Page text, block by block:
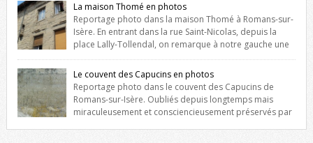
La maison Thomé en photos
Reportage photo dans la maison Thomé à Romans-sur-
Isère. En entrant dans la rue Saint-Nicolas, depuis la
place Lally-Tollendal, on remarque à notre gauche une
maison construite au XVIè siècle. Les deux façades sont ornées de
fenêtres jumelles à meneaux. Entre ces deux étages, on peut voir une
niche qui contient une statue de la Vierge. […]
Le couvent des Capucins en photos
Reportage photo dans le couvent des Capucins de
Romans-sur-Isère. Oubliés depuis longtemps mais
miraculeusement et consciencieusement préservés par